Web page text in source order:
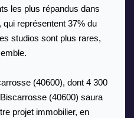
les plus répandus dans
représentent 37% du
studios sont plus rares,
(40600), dont 4 300
(40600) saura
projet immobilier, en